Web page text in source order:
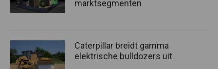
marktsegmenten
Caterpillar breidt gamma
elektrische bulldozers uit